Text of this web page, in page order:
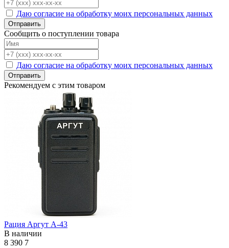
Даю согласие на обработку моих персональных данных
Отправить
Сообщить о поступлении товара
Даю согласие на обработку моих персональных данных
Отправить
Рекомендуем с этим товаром
Рация Аргут А-43
В наличии
8 390 7